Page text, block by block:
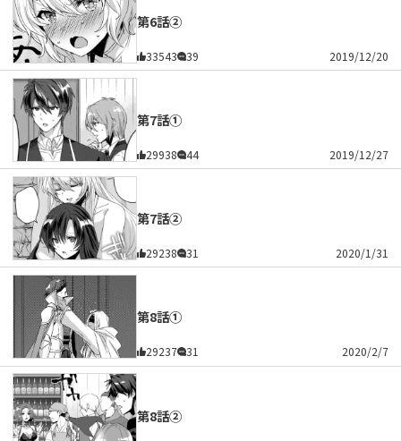
第6話②
33543 39 2019/12/20
第7話①
29938 44 2019/12/27
第7話②
29238 31 2020/1/31
第8話①
29237 31 2020/2/7
第8話②